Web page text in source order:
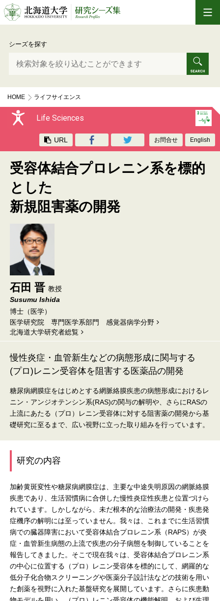
シーズを探す
HOME
ライフサイエンス
受容体結合プロレニン系を標的とした 新規阻害薬の開発
Life Sciences
URL お問合せ English
受容体結合プロレニン系を標的
とした
新規阻害薬の開発
石田 晋 教授
Susumu Ishida
博士（医学）
医学研究院 専門医学系部門 感覚器病学分野
北海道⼤学研究者総覧
慢性炎症・血管新生などの病態形成に関与する
(プロ)レニン受容体を阻害する医薬品の開発
糖尿病網膜症をはじめとする網脈絡膜疾患の病態形成におけるレ
ニン・アンジオテンシン系(RAS)の関与の解明や、さらにRASの
上流にあたる（プロ）レニン受容体に対する阻害薬の開発から基
礎研究に至るまで、広い視野に立った取り組みを行っています。
研究の内容
加齢黄斑変性や糖尿病網膜症は、主要な中途失明原因の網脈絡膜
疾患であり、生活習慣病に合併した慢性炎症性疾患と位置づけら
れています。しかしながら、未だ根本的な治療法の開発・疾患発
症機序の解明には至っていません。我々は、これまでに生活習慣
病での臓器障害において受容体結合プロレニン系（RAPS）が炎
症・血管新生病態の上流で疾患の分子病態を制御していることを
報告してきました。そこで現在我々は、受容体結合プロレニン系
の中心に位置する（プロ）レニン受容体を標的にして、網羅的な
低分子化合物スクリーニングや医薬分子設計法などの技術を用い
た創薬を視野に入れた基盤研究を展開しています。さらに疾患動